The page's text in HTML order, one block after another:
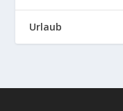
Urlaub